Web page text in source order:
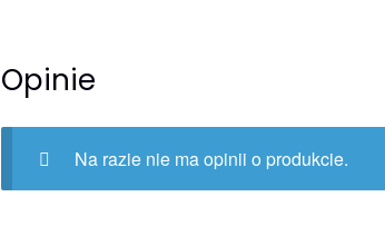
Opinie
Na razie nie ma opinii o produkcie.